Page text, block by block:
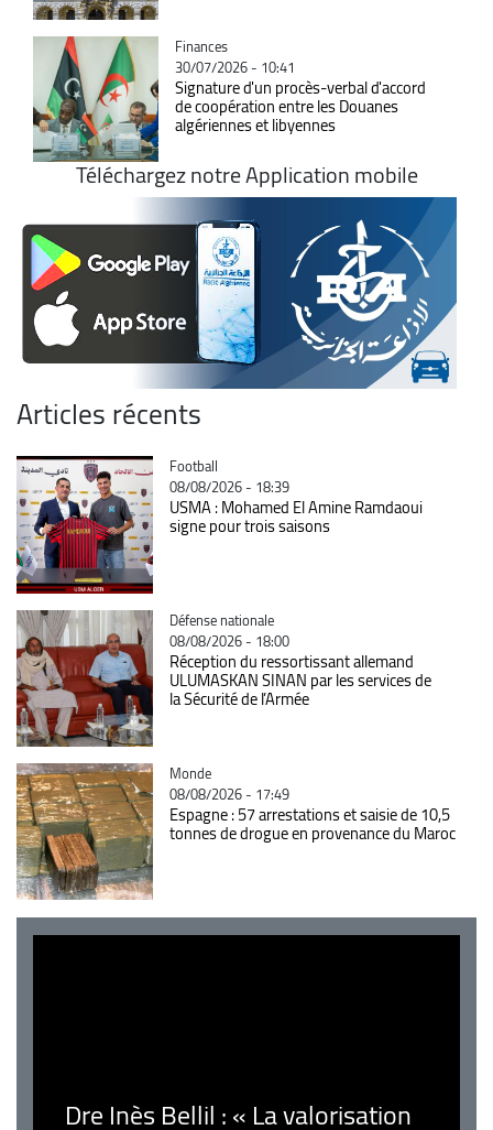
Catégorie
Finances
30/07/2026 - 10:41
Signature d'un procès-verbal d'accord
de coopération entre les Douanes
algériennes et libyennes
Téléchargez notre Application mobile
Articles récents
Catégorie
Football
08/08/2026 - 18:39
USMA : Mohamed El Amine Ramdaoui
signe pour trois saisons
Catégorie
Défense nationale
08/08/2026 - 18:00
Réception du ressortissant allemand
ULUMASKAN SINAN par les services de
la Sécurité de l’Armée
Catégorie
Monde
08/08/2026 - 17:49
Espagne : 57 arrestations et saisie de 10,5
tonnes de drogue en provenance du Maroc
Dre Inès Bellil : « La valorisation